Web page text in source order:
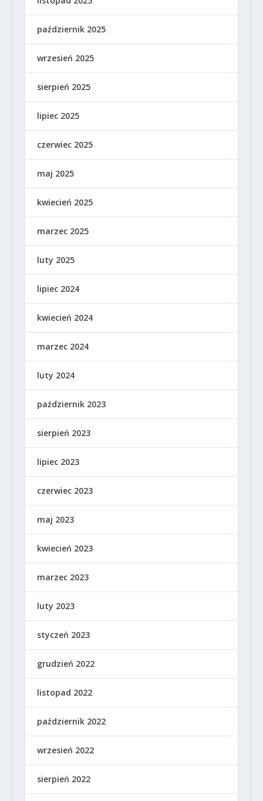
październik 2025
wrzesień 2025
sierpień 2025
lipiec 2025
czerwiec 2025
maj 2025
kwiecień 2025
marzec 2025
luty 2025
lipiec 2024
kwiecień 2024
marzec 2024
luty 2024
październik 2023
sierpień 2023
lipiec 2023
czerwiec 2023
maj 2023
kwiecień 2023
marzec 2023
luty 2023
styczeń 2023
grudzień 2022
listopad 2022
październik 2022
wrzesień 2022
sierpień 2022